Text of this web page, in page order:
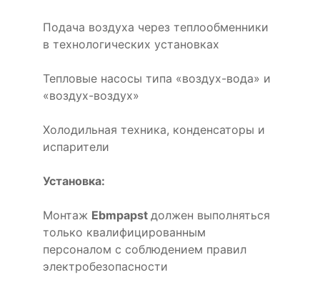
Подача воздуха через теплообменники
в технологических установках
Тепловые насосы типа «воздух-вода» и
«воздух-воздух»
Холодильная техника, конденсаторы и
испарители
Установка:
Монтаж Ebmpapst должен выполняться
только квалифицированным
персоналом с соблюдением правил
электробезопасности